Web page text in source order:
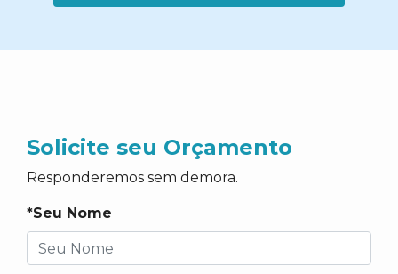
Solicite seu Orçamento
Responderemos sem demora.
*Seu Nome